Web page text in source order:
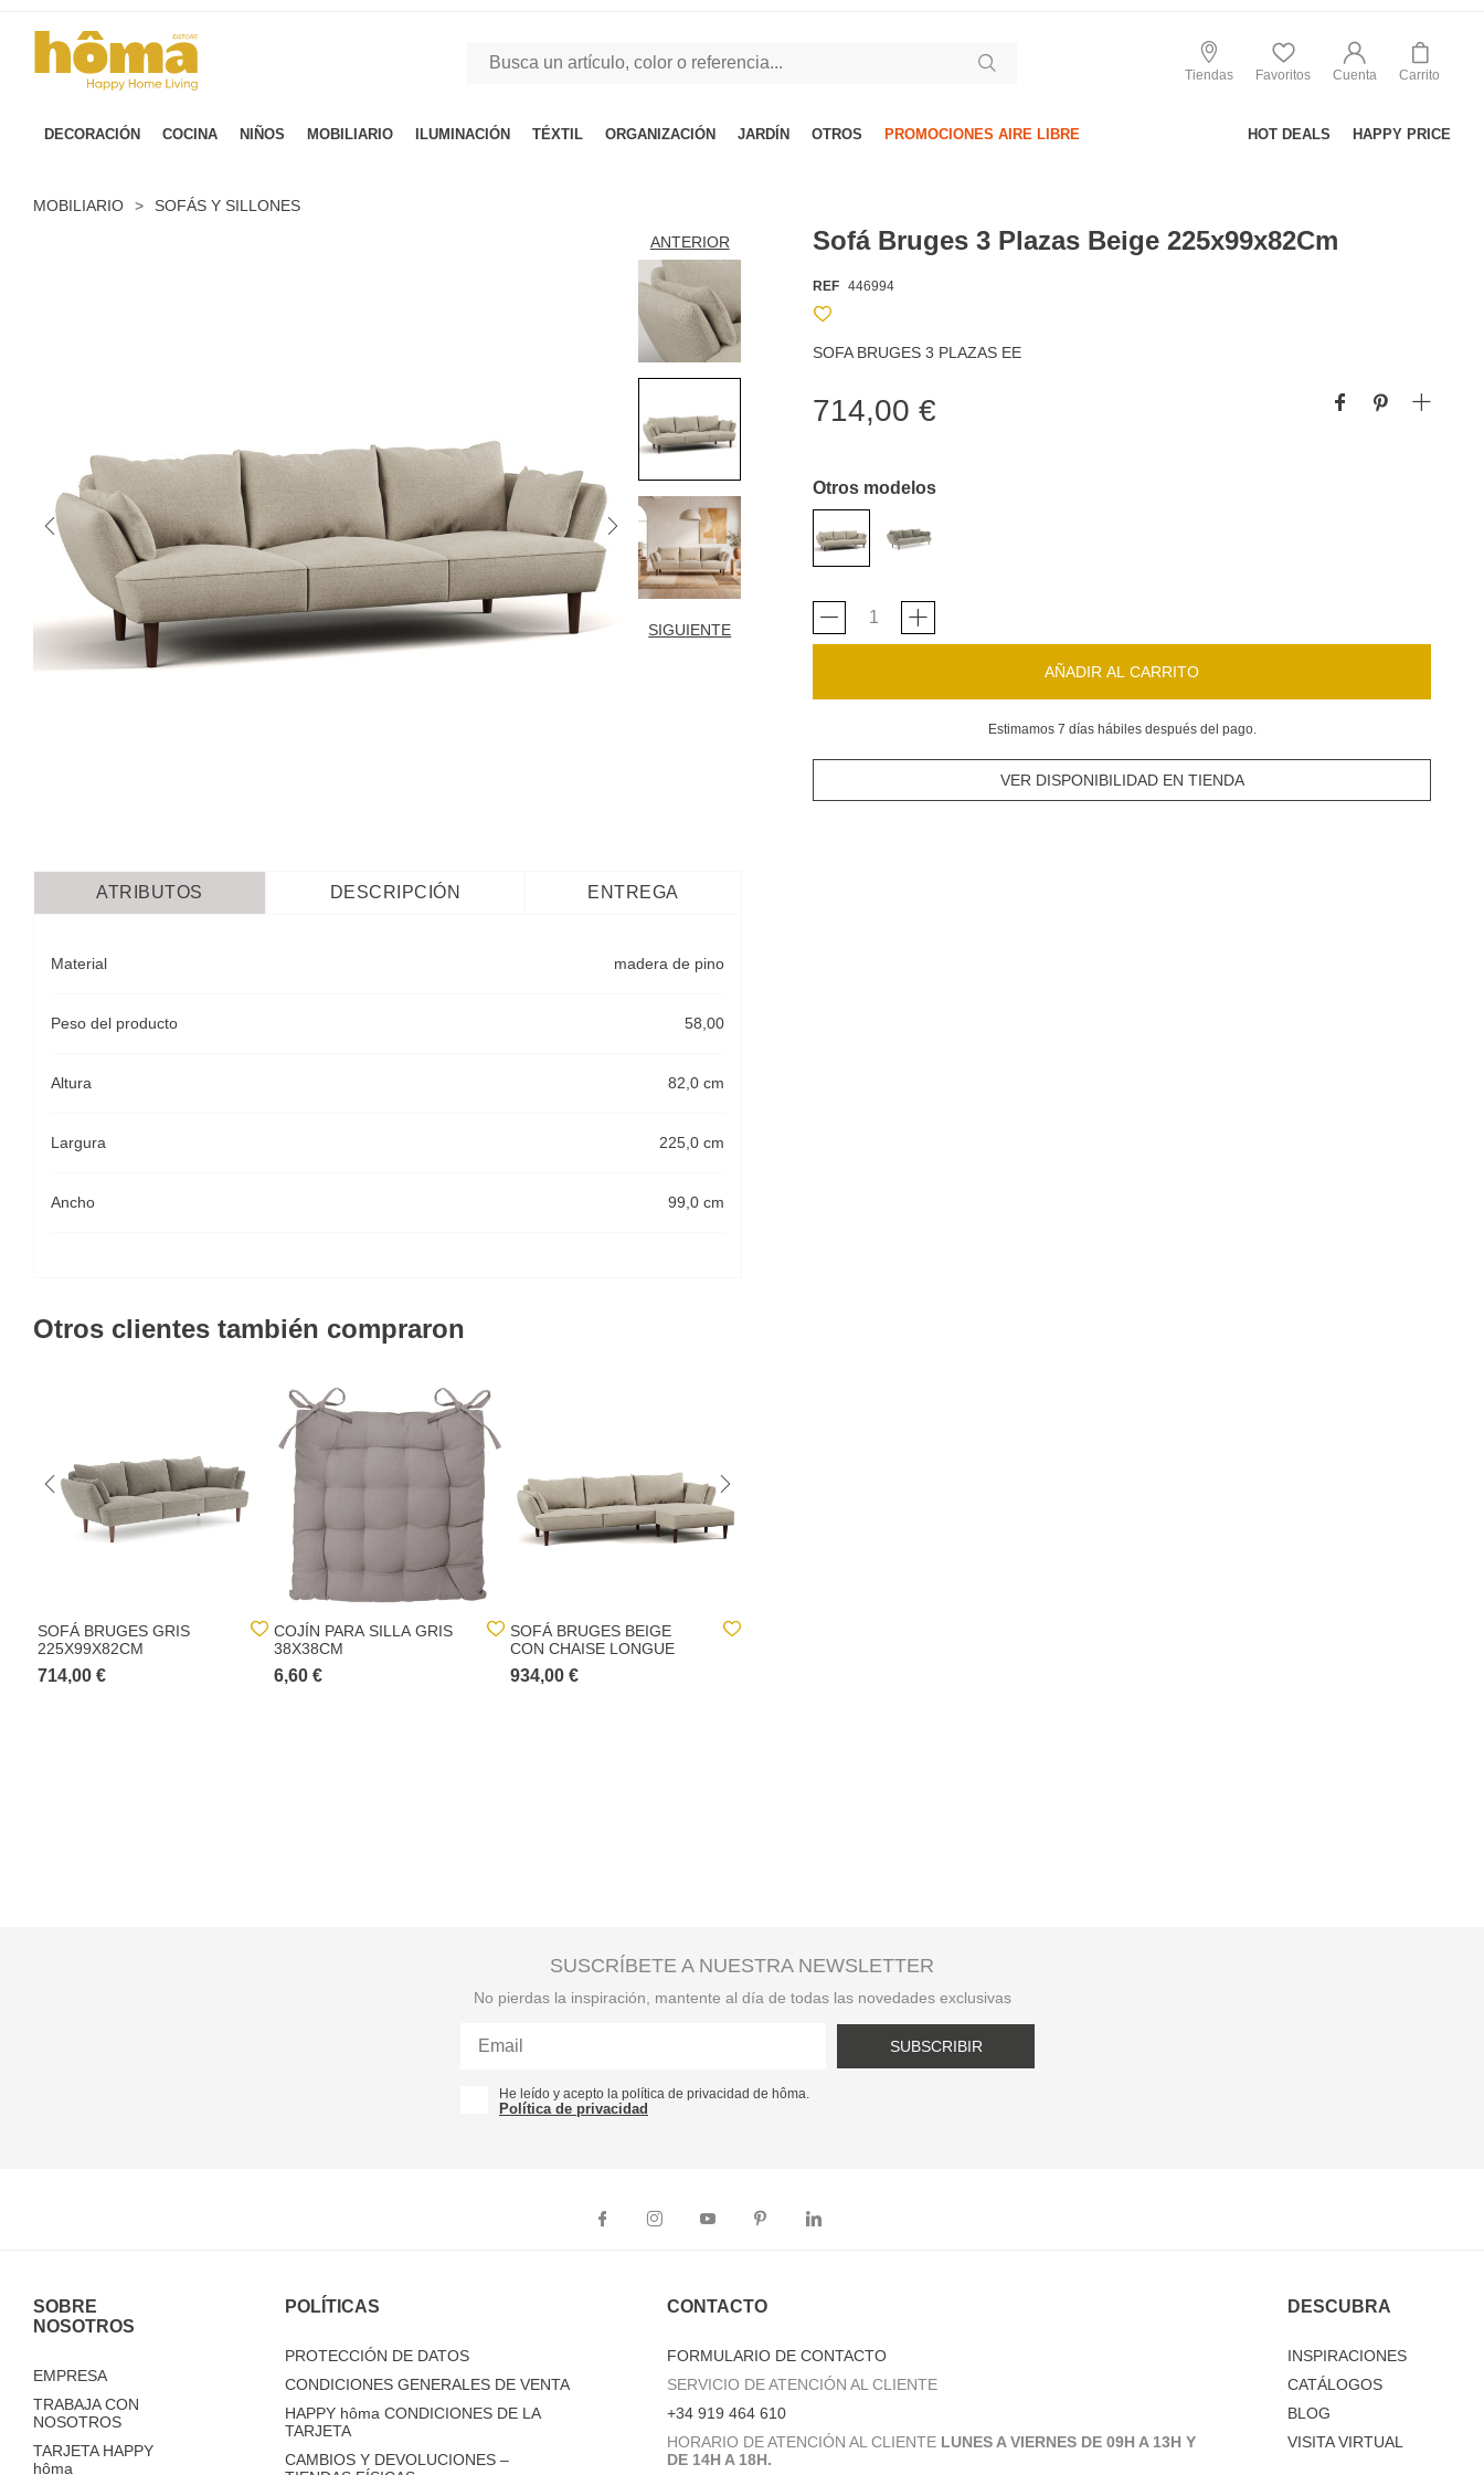
Tiendas Favoritos Cuenta Carrito
DECORACIÓN COCINA NIÑOS MOBILIARIO ILUMINACIÓN TÉXTIL ORGANIZACIÓN JARDÍN OTROS PROMOCIONES AIRE LIBRE HOT DEALS HAPPY PRICE
MOBILIARIO > SOFÁS Y SILLONES
ANTERIOR
SIGUIENTE
Sofá Bruges 3 Plazas Beige 225x99x82Cm
REF 446994
SOFA BRUGES 3 PLAZAS EE
714,00 €
Otros modelos
AÑADIR AL CARRITO
Estimamos 7 días hábiles después del pago.
VER DISPONIBILIDAD EN TIENDA
ATRIBUTOS DESCRIPCIÓN ENTREGA
Material madera de pino
Peso del producto 58,00
Altura 82,0 cm
Largura 225,0 cm
Ancho 99,0 cm
Otros clientes también compraron
SOFÁ BRUGES GRIS
225X99X82CM
714,00 €
COJÍN PARA SILLA GRIS
38X38CM
6,60 €
SOFÁ BRUGES BEIGE
CON CHAISE LONGUE
934,00 €
SUSCRÍBETE A NUESTRA NEWSLETTER
No pierdas la inspiración, mantente al día de todas las novedades exclusivas
SUBSCRIBIR
He leído y acepto la política de privacidad de hôma.
Política de privacidad
SOBRE
NOSOTROS
EMPRESA
TRABAJA CON
NOSOTROS
TARJETA HAPPY
hôma
POLÍTICAS
PROTECCIÓN DE DATOS
CONDICIONES GENERALES DE VENTA
HAPPY hôma CONDICIONES DE LA
TARJETA
CAMBIOS Y DEVOLUCIONES –
CONTACTO
FORMULARIO DE CONTACTO
SERVICIO DE ATENCIÓN AL CLIENTE
+34 919 464 610
HORARIO DE ATENCIÓN AL CLIENTE LUNES A VIERNES DE 09H A 13H Y
DE 14H A 18H.
DESCUBRA
INSPIRACIONES
CATÁLOGOS
BLOG
VISITA VIRTUAL